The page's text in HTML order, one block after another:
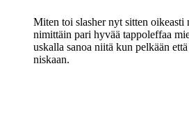
Miten toi slasher nyt sitten oikeasti
nimittäin pari hyvää tappoleffaa
uskalla sanoa niitä kun pelkään että
niskaan.